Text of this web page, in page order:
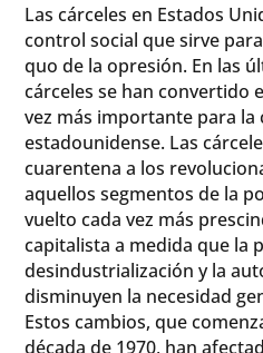
Las cárceles en Estados
control social que sirve
quo de la opresión. En las
cárceles se han convertido
vez más importante para la
estadounidense. Las
cuarentena a los
aquellos segmentos de la
vuelto cada vez más
capitalista a medida que la
desindustrialización y la
disminuyen la necesidad
Estos cambios, que
década de 1970, han